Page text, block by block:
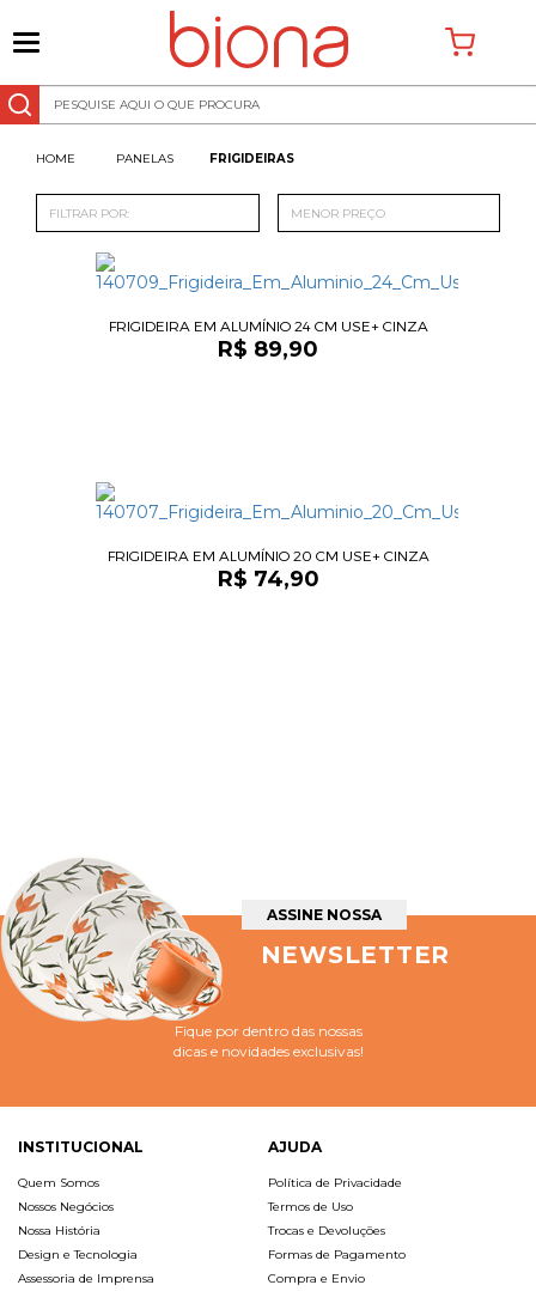
PANELAS FRIGIDEIRAS
FILTRAR POR: MENOR PREÇO
FRIGIDEIRA EM ALUMÍNIO 24 CM USE+ CINZA
R$ 89,90
FRIGIDEIRA EM ALUMÍNIO 20 CM USE+ CINZA
R$ 74,90
ASSINE NOSSA
NEWSLETTER
Fique por dentro das nossas
dicas e novidades exclusivas!
INSTITUCIONAL
Quem Somos
Nossos Negócios
Nossa História
Design e Tecnologia
Assessoria de Imprensa
AJUDA
Política de Privacidade
Termos de Uso
Trocas e Devoluções
Formas de Pagamento
Compra e Envio